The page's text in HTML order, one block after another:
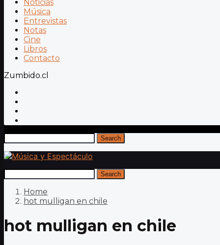
Noticias
Música
Entrevistas
Notas
Cine
Libros
Contacto
Zumbido.cl
Search
Search
Home
hot mulligan en chile
hot mulligan en chile